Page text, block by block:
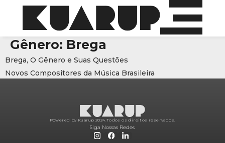
Gênero: Brega
Brega, O Gênero e Suas Questões
Novos Compositores da Música Brasileira
Powered by Kuarup 2024. Todos os direitos reservados.
Siga Nossas Redes